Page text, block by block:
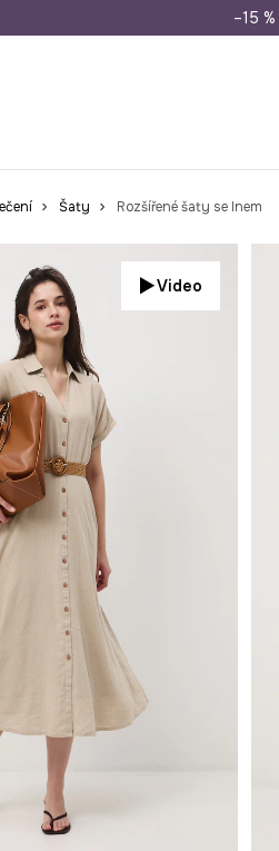
Doprava zdarma
–15
Šaty Rozšířené šaty se lnem
Video